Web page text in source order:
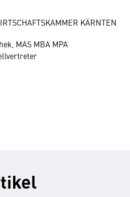
KÄRNTEN
MAS MBA MPA